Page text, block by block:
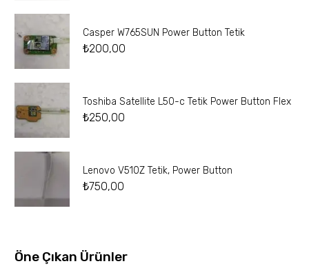
Casper W765SUN Power Button Tetik
₺200,00
Toshiba Satellite L50-c Tetik Power Button Flex
₺250,00
Lenovo V510Z Tetik, Power Button
₺750,00
Öne Çıkan Ürünler